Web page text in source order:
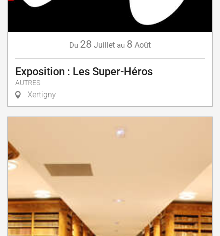
Du 28 Juillet au 8 Août
Exposition : Les Super-Héros
AUTRES
Xertigny